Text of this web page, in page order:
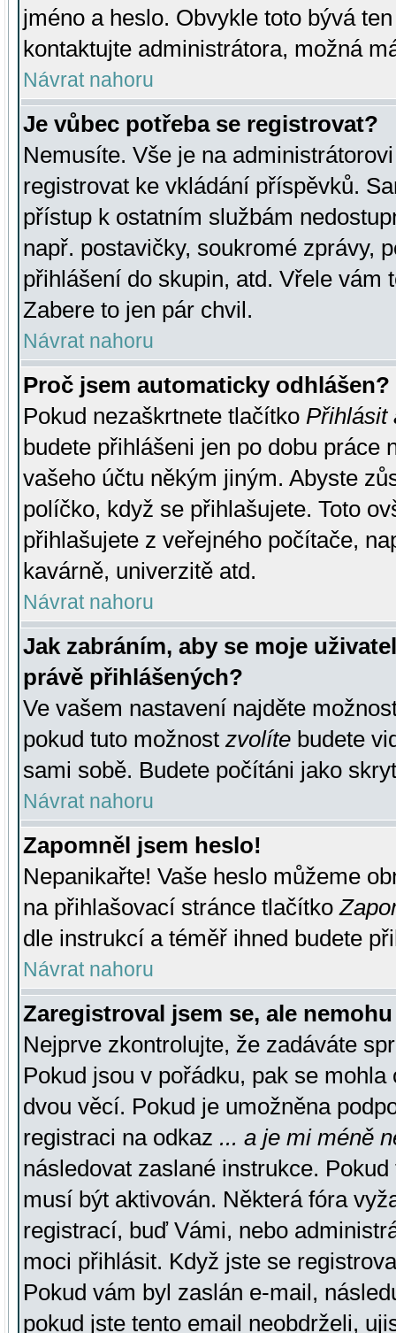
jméno a heslo. Obvykle toto bývá
kontaktujte administrátora, možná
Návrat nahoru
Je vůbec potřeba se registrovat?
Nemusíte. Vše je na
registrovat ke vkládání příspěvků.
přístup k ostatním službám
např. postavičky, soukromé zprávy,
přihlášení do skupin, atd. Vřele vám
Zabere to jen pár chvil.
Návrat nahoru
Proč jsem automaticky odhlášen?
Pokud nezaškrtnete tlačítko Přihlásit
budete přihlášeni jen po dobu práce
vašeho účtu někým jiným. Abyste
políčko, když se přihlašujete. Toto
přihlašujete z veřejného počítače,
kavárně, univerzitě atd.
Návrat nahoru
Jak zabráním, aby se moje
právě přihlášených?
Ve vašem nastavení najděte
pokud tuto možnost zvolíte budete
sami sobě. Budete počítáni jako
Návrat nahoru
Zapomněl jsem heslo!
Nepanikařte! Vaše heslo můžeme
na přihlašovací stránce tlačítko
dle instrukcí a téměř ihned budete
Návrat nahoru
Zaregistroval jsem se, ale
Nejprve zkontrolujte, že zadáváte
Pokud jsou v pořádku, pak se
dvou věcí. Pokud je umožněna
registraci na odkaz ... a je mi méně
následovat zaslané instrukce.
musí být aktivován. Některá fóra
registrací, buď Vámi, nebo
moci přihlásit. Když jste se
Pokud vám byl zaslán e-mail,
pokud jste tento email neobdrželi,